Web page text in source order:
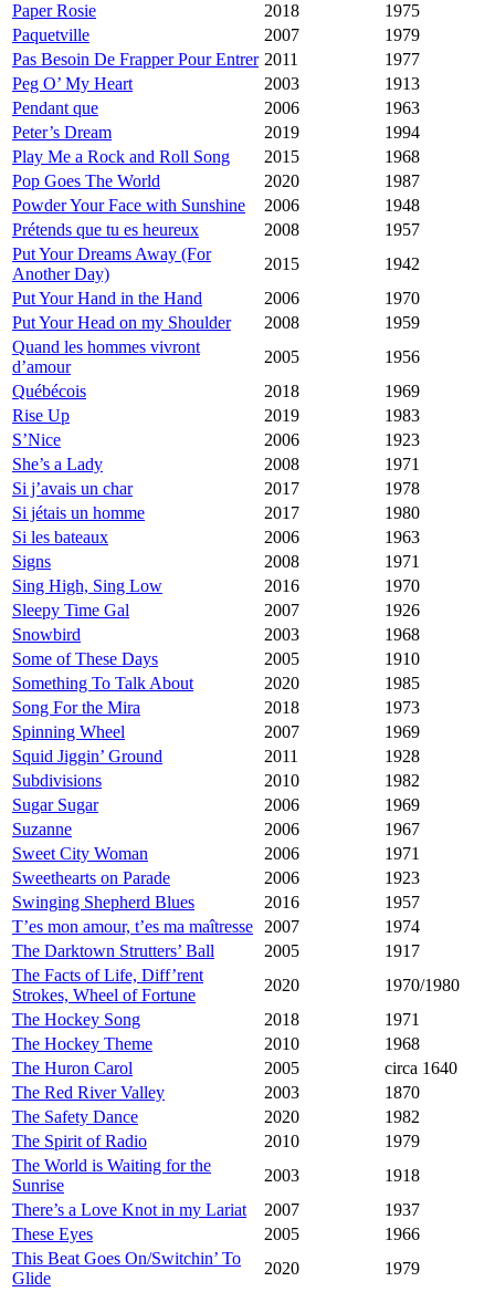
Paper Rosie
2018
1975
Paquetville
2007
1979
Pas Besoin De Frapper Pour Entrer 2011
1977
Peg O’ My Heart
2003
1913
Pendant que
2006
1963
Peter’s Dream
2019
1994
Play Me a Rock and Roll Song
2015
1968
Pop Goes The World
2020
1987
Powder Your Face with Sunshine
2006
1948
Prétends que tu es heureux
2008
1957
Put Your Dreams Away (For
Another Day)
2015
1942
Put Your Hand in the Hand
2006
1970
Put Your Head on my Shoulder
2008
1959
Quand les hommes vivront
d’amour
2005
1956
Québécois
2018
1969
Rise Up
2019
1983
S’Nice
2006
1923
She’s a Lady
2008
1971
Si j’avais un char
2017
1978
Si jétais un homme
2017
1980
Si les bateaux
2006
1963
Signs
2008
1971
Sing High, Sing Low
2016
1970
Sleepy Time Gal
2007
1926
Snowbird
2003
1968
Some of These Days
2005
1910
Something To Talk About
2020
1985
Song For the Mira
2018
1973
Spinning Wheel
2007
1969
Squid Jiggin’ Ground
2011
1928
Subdivisions
2010
1982
Sugar Sugar
2006
1969
Suzanne
2006
1967
Sweet City Woman
2006
1971
Sweethearts on Parade
2006
1923
Swinging Shepherd Blues
2016
1957
T’es mon amour, t’es ma maîtresse
2007
1974
The Darktown Strutters’ Ball
2005
1917
The Facts of Life, Diff’rent
Strokes, Wheel of Fortune
2020
1970/1980
The Hockey Song
2018
1971
The Hockey Theme
2010
1968
The Huron Carol
2005
circa 1640
The Red River Valley
2003
1870
The Safety Dance
2020
1982
The Spirit of Radio
2010
1979
The World is Waiting for the
Sunrise
2003
1918
There’s a Love Knot in my Lariat
2007
1937
These Eyes
2005
1966
This Beat Goes On/Switchin’ To
Glide
2020
1979